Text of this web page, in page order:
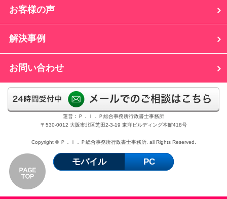
お客様の声
解決事例
お問い合わせ
運営：Ｐ．Ｉ．Ｐ総合事務所行政書士事務所
〒530-0012 大阪市北区芝田2-3-19 東洋ビルディング本館418号
Copyright © Ｐ．Ｉ．Ｐ総合事務所行政書士事務所. all Rights Reserved.
モバイル PC